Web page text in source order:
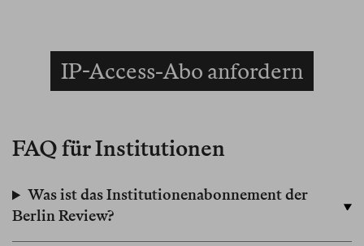
IP-Access-Abo anfordern
FAQ für Institutionen
Was ist das Institutionenabonnement der
Berlin Review?